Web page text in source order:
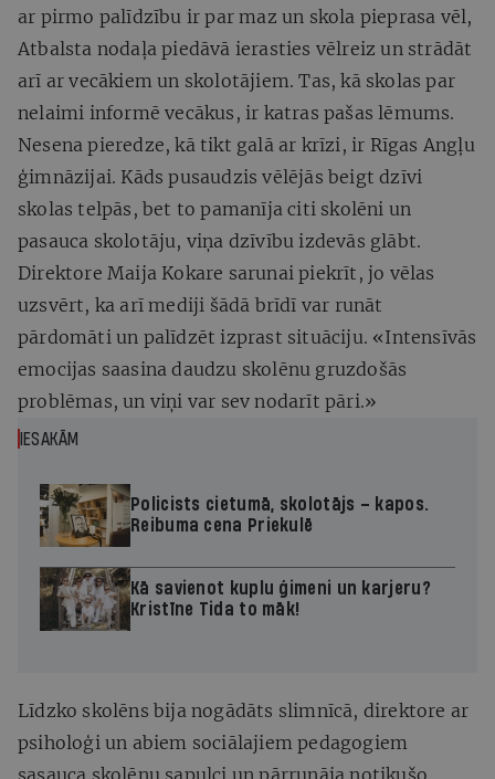
ar pirmo palīdzību ir par maz un skola pieprasa vēl,
Atbalsta nodaļa piedāvā ierasties vēlreiz un strādāt
arī ar vecākiem un skolotājiem. Tas, kā skolas par
nelaimi informē vecākus, ir katras pašas lēmums.
Nesena pieredze, kā tikt galā ar krīzi, ir Rīgas Angļu
ģimnāzijai. Kāds pusaudzis vēlējās beigt dzīvi
skolas telpās, bet to pamanīja citi skolēni un
pasauca skolotāju, viņa dzīvību izdevās glābt.
Direktore Maija Kokare sarunai piekrīt, jo vēlas
uzsvērt, ka arī mediji šādā brīdī var runāt
pārdomāti un palīdzēt izprast situāciju. «Intensīvās
emocijas saasina daudzu skolēnu gruzdošās
problēmas, un viņi var sev nodarīt pāri.»
IESAKĀM
Policists cietumā, skolotājs – kapos.
Reibuma cena Priekulē
Kā savienot kuplu ģimeni un karjeru?
Kristīne Tida to māk!
Līdzko skolēns bija nogādāts slimnīcā, direktore ar
psiholoģi un abiem sociālajiem pedagogiem
sasauca skolēnu sapulci un pārrunāja notikušo.